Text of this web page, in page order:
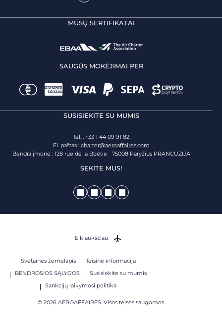
MŪSŲ SERTIFIKATAI
SAUGŪS MOKĖJIMAI PER
SUSISIEKITE SU MUMIS
Tel. : +33 1 44 09 91 82
El. paštas : charter@aeroaffaires.com
Bendra įmonė : 128 rue de la Boétie 75008 Paryžius PRANCŪZIJA
SEKITE MUS!
Svetainės žemėlapis
Teisinė informacija
BENDROSIOS SĄLYGOS
Susisiekite su mumis
Sankcijų laikymosi politika
© 2026 AEROAFFAIRES. Visos teisės saugomos.
Eik aukščiau